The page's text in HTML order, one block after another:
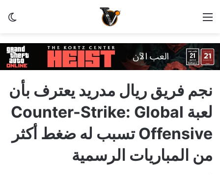
القائمة
نجم فريق ريال مدريد يعترف بأن
لعبة Counter-Strike: Global
Offensive تسبب له ضغط أكثر
من المباريات الرسمية